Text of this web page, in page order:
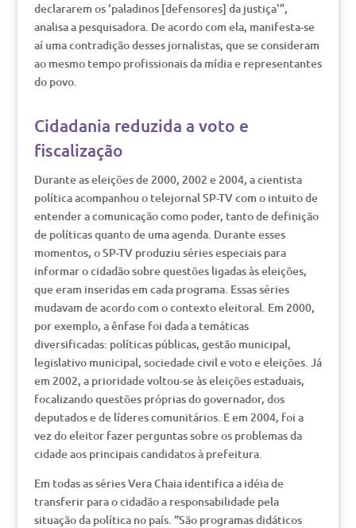
declararem os ‘paladinos [defensores] da justiça'”,
analisa a pesquisadora. De acordo com ela, manifesta-se
aí uma contradição desses jornalistas, que se consideram
ao mesmo tempo profissionais da mídia e representantes
do povo.
Cidadania reduzida a voto e
fiscalização
Durante as eleições de 2000, 2002 e 2004, a cientista
política acompanhou o telejornal SP-TV com o intuito de
entender a comunicação como poder, tanto de definição
de políticas quanto de uma agenda. Durante esses
momentos, o SP-TV produziu séries especiais para
informar o cidadão sobre questões ligadas às eleições,
que eram inseridas em cada programa. Essas séries
mudavam de acordo com o contexto eleitoral. Em 2000,
por exemplo, a ênfase foi dada a temáticas
diversificadas: políticas públicas, gestão municipal,
legislativo municipal, sociedade civil e voto e eleições. Já
em 2002, a prioridade voltou-se às eleições estaduais,
focalizando questões próprias do governador, dos
deputados e de líderes comunitários. E em 2004, foi a
vez do eleitor fazer perguntas sobre os problemas da
cidade aos principais candidatos à prefeitura.
Em todas as séries Vera Chaia identifica a idéia de
transferir para o cidadão a responsabilidade pela
situação da política no país. “São programas didáticos